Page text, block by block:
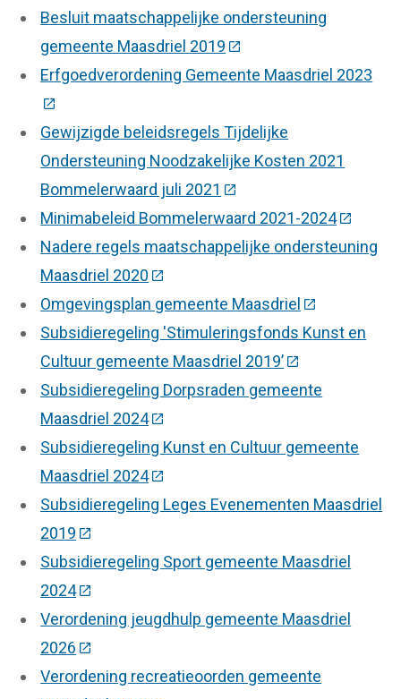
Besluit maatschappelijke ondersteuning
gemeente Maasdriel 2019 (Deze link gaat naar
Erfgoedverordening Gemeente Maasdriel 2023
(Deze link gaat naar een externe website)
Gewijzigde beleidsregels Tijdelijke
Ondersteuning Noodzakelijke Kosten 2021
Bommelerwaard juli 2021 (Deze link gaat naar een
Minimabeleid Bommelerwaard 2021-2024(Deze
Nadere regels maatschappelijke ondersteuning
Maasdriel 2020 (Deze link gaat naar een externe
Omgevingsplan gemeente Maasdriel (Deze link
Subsidieregeling 'Stimuleringsfonds Kunst en
Cultuur gemeente Maasdriel 2019’(Deze link gaat
Subsidieregeling Dorpsraden gemeente
Maasdriel 2024(Deze link gaat naar een externe
Subsidieregeling Kunst en Cultuur gemeente
Maasdriel 2024(Deze link gaat naar een externe
Subsidieregeling Leges Evenementen Maasdriel
2019 (Deze link gaat naar een externe website)
Subsidieregeling Sport gemeente Maasdriel
2024(Deze link gaat naar een externe website)
Verordening jeugdhulp gemeente Maasdriel
2026 (Deze link gaat naar een externe website)
Verordening recreatieoorden gemeente